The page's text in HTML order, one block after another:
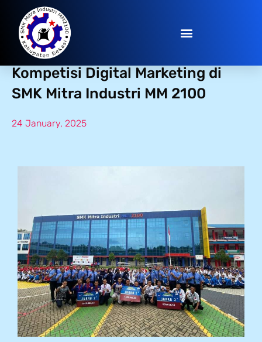
Siswa Berprestasi: Pemenang
Kompetisi Digital Marketing di
SMK Mitra Industri MM 2100
24 January, 2025